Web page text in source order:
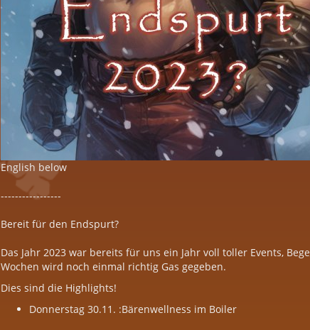
English below
-----------------
Bereit für den Endspurt?
Das Jahr 2023 war bereits für uns ein Jahr voll toller Events,
Wochen wird noch einmal richtig Gas gegeben.
Dies sind die Highlights!
Donnerstag 30.11. :Bärenwellness im Boiler